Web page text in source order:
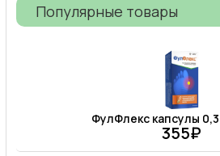
Популярные товары
ФулФлекс капсулы
355₽